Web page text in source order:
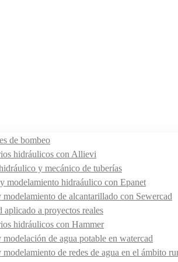
de bombeo
hidráulicos con Allievi
y mecánico de tuberías
modelamiento hidraáulico con Epanet
modelamiento de alcantarillado con Sewercad
aplicado a proyectos reales
hidráulicos con Hammer
de agua potable en watercad
de redes de agua en el ámbito